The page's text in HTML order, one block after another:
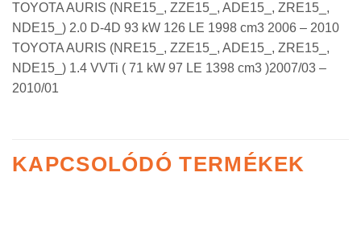
TOYOTA AURIS (NRE15_, ZZE15_, ADE15_, ZRE15_,
NDE15_) 2.0 D-4D 93 kW 126 LE 1998 cm3 2006 – 2010
TOYOTA AURIS (NRE15_, ZZE15_, ADE15_, ZRE15_,
NDE15_) 1.4 VVTi ( 71 kW 97 LE 1398 cm3 )2007/03 –
2010/01
KAPCSOLÓDÓ TERMÉKEK